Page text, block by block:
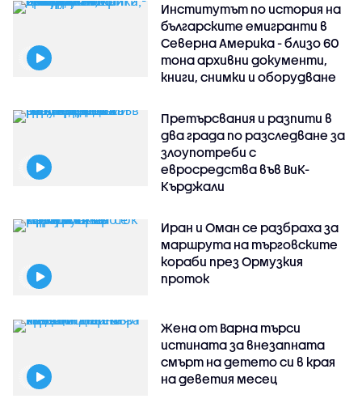
Институтът по история на
българските емигранти в
Северна Америка - близо 60
тона архивни документи,
книги, снимки и оборудване
Претърсвания и разпити в
два града по разследване за
злоупотреби с
евросредства във ВиК-
Кърджали
Иран и Оман се разбраха за
маршрута на търговските
кораби през Ормузкия
проток
Жена от Варна търси
истината за внезапната
смърт на детето си в края
на деветия месец